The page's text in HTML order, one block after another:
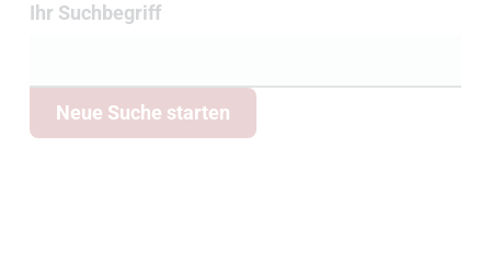
Suchfeld
Ihr Suchbegriff
Neue Suche starten